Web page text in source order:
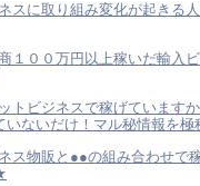
スに取り組み変化が起きる
１００万円以上稼いだ輸入
トビジネスで稼げています
いないだけ！マル秘情報を極
ス物販と●●の組み合わせで